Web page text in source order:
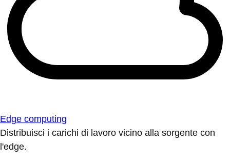
Edge computing
Distribuisci i carichi di lavoro vicino alla sorgente con
l'edge.